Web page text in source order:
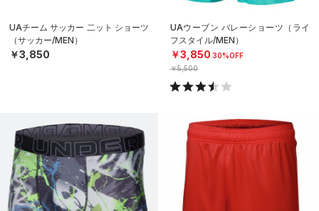
UAチーム サッカー 二ット ショーツ
（サッカー/MEN）
￥3,850
UAウーブン バレーショーツ（ライ
フスタイル/MEN）
￥3,850 30%OFF
￥5,500